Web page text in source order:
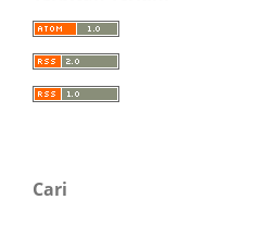
Cari